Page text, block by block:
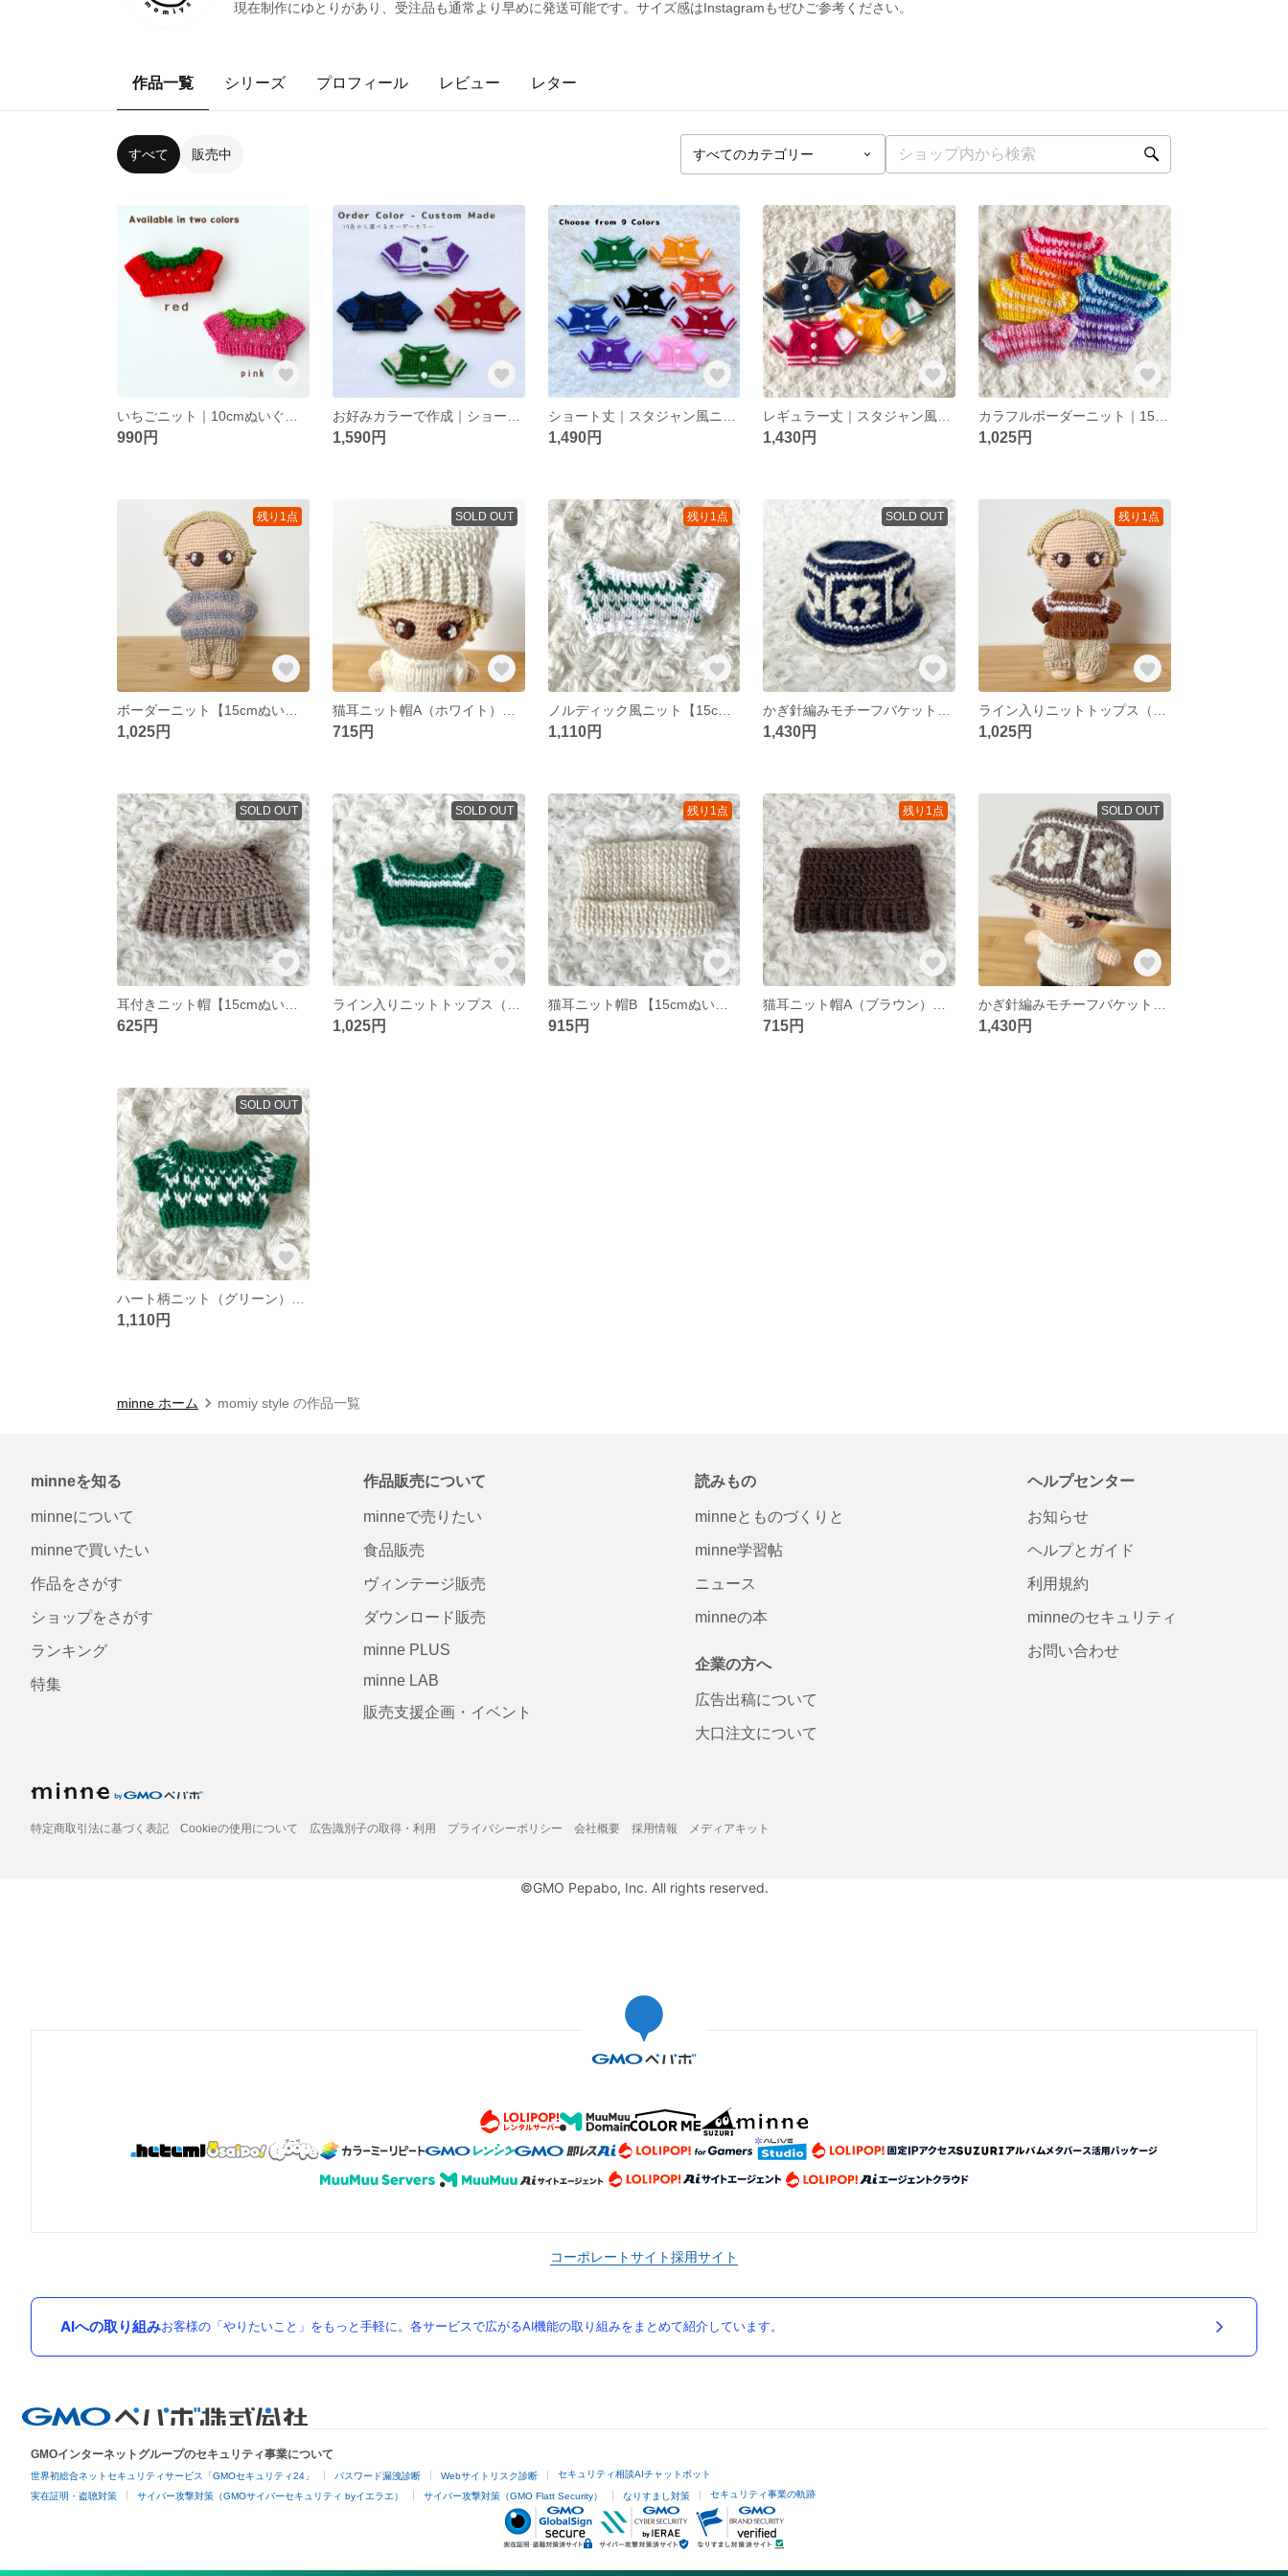
現在制作にゆとりがあり、受注品も通常より早めに発送可能です。サイズ感はInstagramもぜひご参考ください。
作品一覧 シリーズ プロフィール レビュー レター
すべて 販売中
990円 1,590円 1,490円 1,430円 1,025円
残り1点
1,025円
SOLD OUT
715円
残り1点
ノルディック風ニット【15cmぬいぐるみ用】
1,110円
SOLD OUT
1,430円
残り1点
1,025円
SOLD OUT
625円
SOLD OUT
1,025円
残り1点
915円
残り1点
715円
SOLD OUT
1,430円
SOLD OUT
1,110円
minne ホーム momiy style の作品一覧
minneを知る
minneについて
minneで買いたい
作品をさがす
ショップをさがす
ランキング
特集
作品販売について
minneで売りたい
食品販売
ヴィンテージ販売
ダウンロード販売
minne PLUS
minne LAB
販売支援企画・イベント
読みもの
minneとものづくりと
minne学習帖
ニュース
minneの本
企業の方へ
広告出稿について
大口注文について
ヘルプセンター
お知らせ
ヘルプとガイド
利用規約
minneのセキュリティ
お問い合わせ
特定商取引法に基づく表記 Cookieの使用について 広告識別子の取得・利用 プライバシーポリシー 会社概要 採用情報 メディアキット
©GMO Pepabo, Inc. All rights reserved.
コーポレートサイト採用サイト
AIへの取り組みお客様の「やりたいこと」をもっと手軽に。各サービスで広がるAI機能の取り組みをまとめて紹介しています。
GMOインターネットグループのセキュリティ事業について
世界初総合ネットセキュリティサービス「GMOセキュリティ24」 パスワード漏洩診断 Webサイトリスク診断 セキュリティ相談AIチャットボット
実在証明・盗聴対策 サイバー攻撃対策（GMOサイバーセキュリティ byイエラエ） サイバー攻撃対策（GMO Flatt Security） なりすまし対策 セキュリティ事業の軌跡